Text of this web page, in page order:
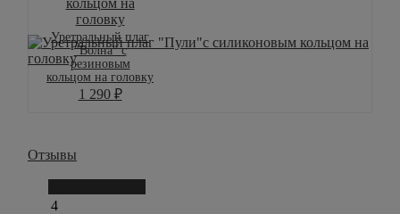
Уретральный плаг
"Волна" с
резиновым
кольцом на головку
1 290 ₽
Отзывы
4